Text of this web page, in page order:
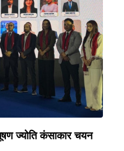
ज्योति कंसाकार चयन